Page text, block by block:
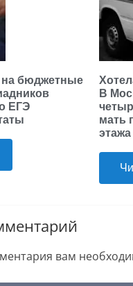
на бюджетные
ЕГЭ
В
мать
вам